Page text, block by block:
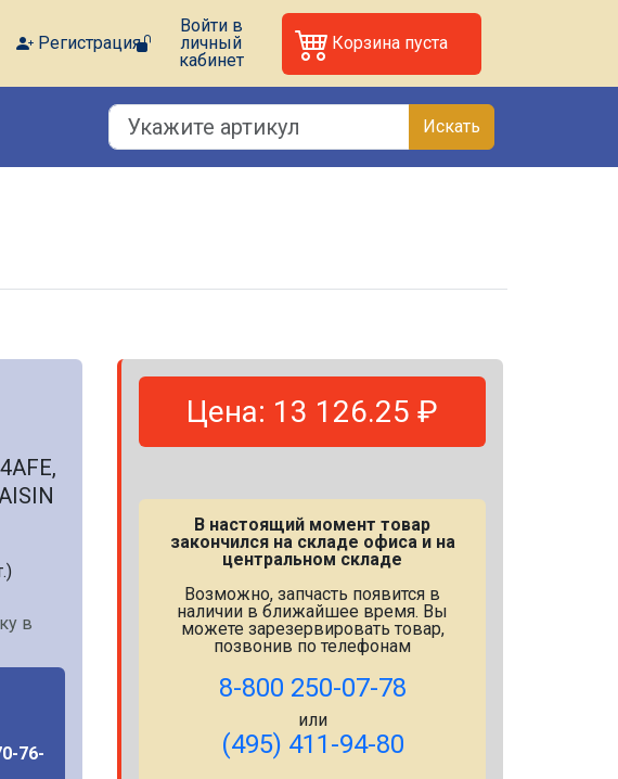
Регистрация
Войти в
личный
кабинет
Корзина пуста
Искать
в
76-
Цена: 13 126.25 ₽
В настоящий момент товар
закончился на складе офиса и на
центральном складе
Возможно, запчасть появится в
наличии в ближайшее время. Вы
можете зарезервировать товар,
позвонив по телефонам
8-800 250-07-78
или
(495) 411-94-80